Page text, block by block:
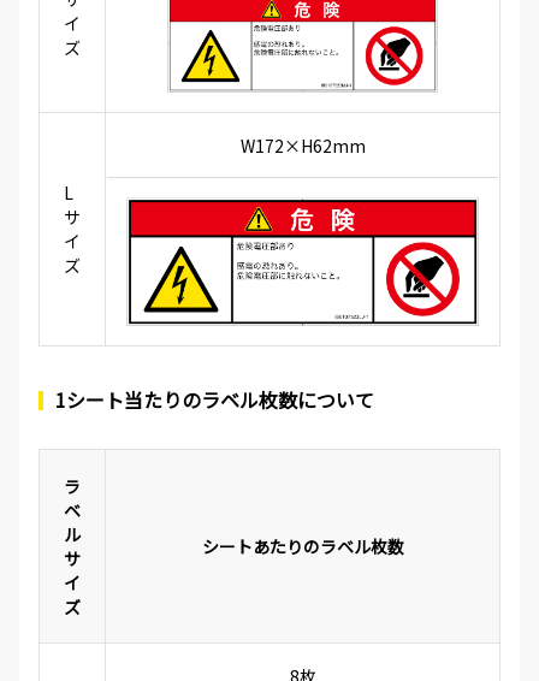
イ
ズ
L
サ
イ
ズ
W172×H62mm
1シート当たりのラベル枚数について
ラ
ベ
ル
サ
イ
ズ
シートあたりのラベル枚数